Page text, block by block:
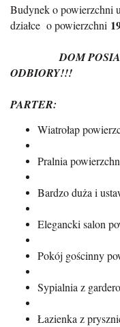
Budynek o powierzchni
działce o powierzchni
DOM POSIADA
ODBIORY!!!
PARTER:
Wiatrołap
Pralnia
Bardzo duża i
Elegancki salon
Pokój gościnny
Sypialnia z
Łazienka z